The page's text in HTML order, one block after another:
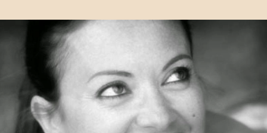
Lounge for carrying this, your love of
perfumes and a wonderful customer
service. Always a pleasure to buy from
you.